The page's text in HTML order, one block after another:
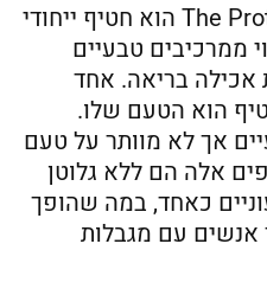
חטיף החלבון The Protein Ball Co הוא חטיף ייחודי
ממרכיבים טבעיים
אכילה בריאה. אחד
הוא הטעם שלו.
אך לא מוותר על טעם
אלה הם ללא גלוטן
כאחד, במה שהופך
אנשים עם מגבלות